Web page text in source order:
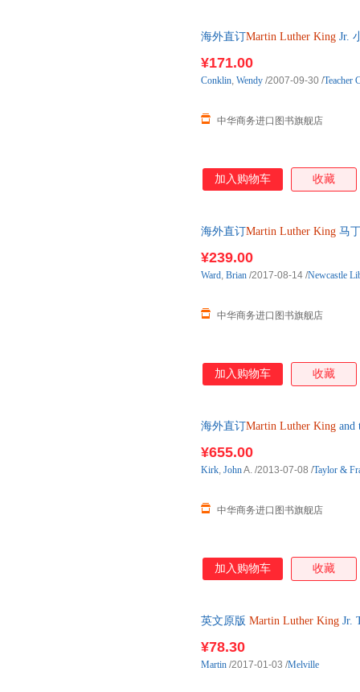
海外直订Martin Luther King Jr.
¥171.00
中华商务进口图书旗舰店
Conklin, Wendy /2007-09-30 /Teacher
加入购物车 收藏
海外直订Martin Luther King 马
¥239.00
中华商务进口图书旗舰店
Ward, Brian /2017-08-14 /Newcastle
加入购物车 收藏
海外直订Martin Luther King and
¥655.00
中华商务进口图书旗舰店
Kirk, JohnA. /2013-07-08 /Taylor &
加入购物车 收藏
英文原版 Martin Luther King Jr.
¥78.30
Martin /2017-01-03 /Melville